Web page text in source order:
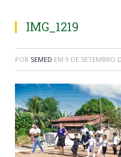
IMG_1219
POR SEMED EM 9 DE SETEMBRO